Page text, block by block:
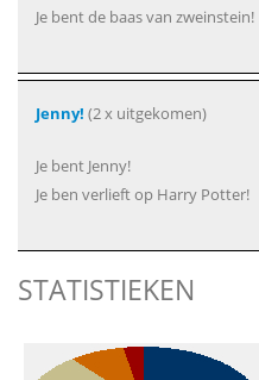
Je bent de baas van zweinstein!
Jenny! (2 x uitgekomen)
Je bent Jenny!
Je ben verlieft op Harry Potter!
STATISTIEKEN